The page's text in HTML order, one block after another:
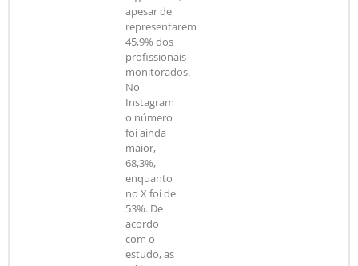
apesar de
representarem
45,9% dos
profissionais
monitorados.
No
Instagram
o número
foi ainda
maior,
68,3%,
enquanto
no X foi de
53%. De
acordo
com o
estudo, as